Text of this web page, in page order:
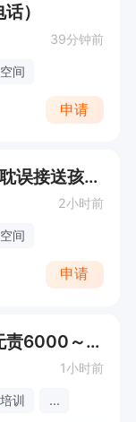
）
39分钟前
间
申请
居家抖音主播（最低3300，不耽误接送孩子）
2小时前
间
申请
团播主播（不签合同/包吃住+无责6000～11000+日结）
1小时前
训 ...